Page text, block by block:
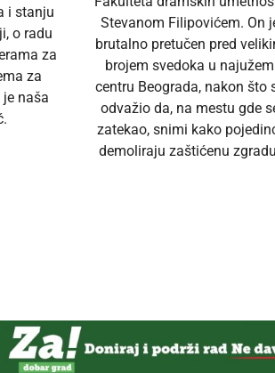
i stanju
o radu
za
za
naša
Stevanom Filipovićem. On
brutalno pretučen pred
brojem svedoka u najužem
centru Beograda, nakon što
odvažio da, na mestu gde
zatekao, snimi kako
demoliraju zaštićenu